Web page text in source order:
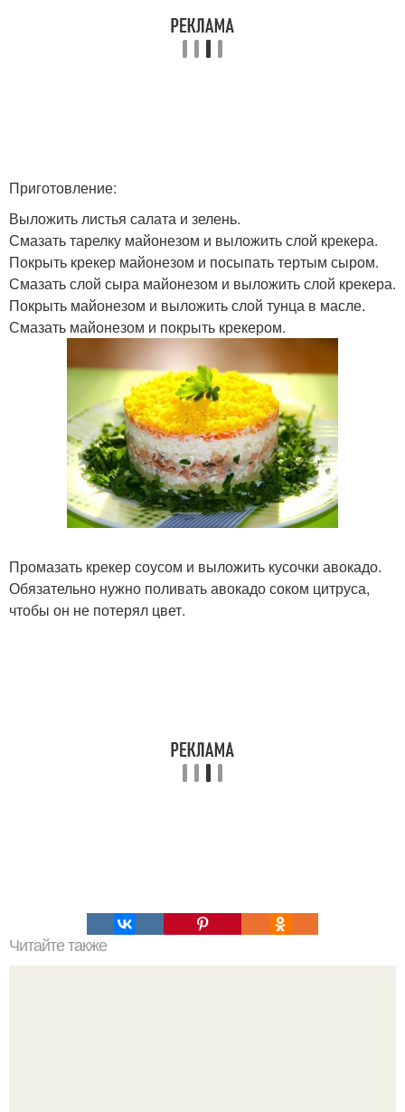
Приготовление:
Выложить листья салата и зелень.
Смазать тарелку майонезом и выложить слой крекера.
Покрыть крекер майонезом и посыпать тертым сыром.
Смазать слой сыра майонезом и выложить слой крекера.
Покрыть майонезом и выложить слой тунца в масле.
Смазать майонезом и покрыть крекером.
Промазать крекер соусом и выложить кусочки авокадо.
Обязательно нужно поливать авокадо соком цитруса,
чтобы он не потерял цвет.
Читайте также